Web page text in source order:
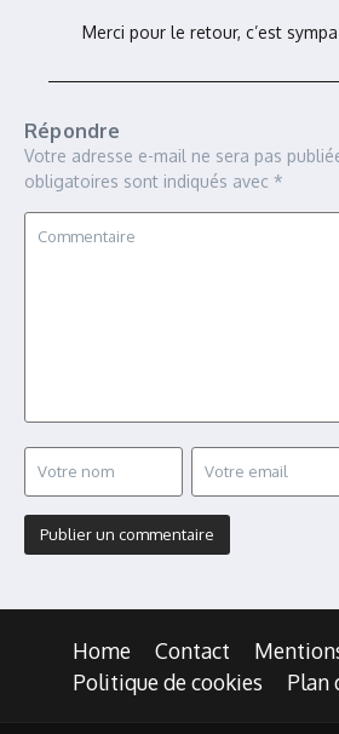
Merci pour le retour, c’est
Répondre
Votre adresse e-mail ne sera pas
obligatoires sont indiqués avec *
Home Contact
Politique de cookies
Plan